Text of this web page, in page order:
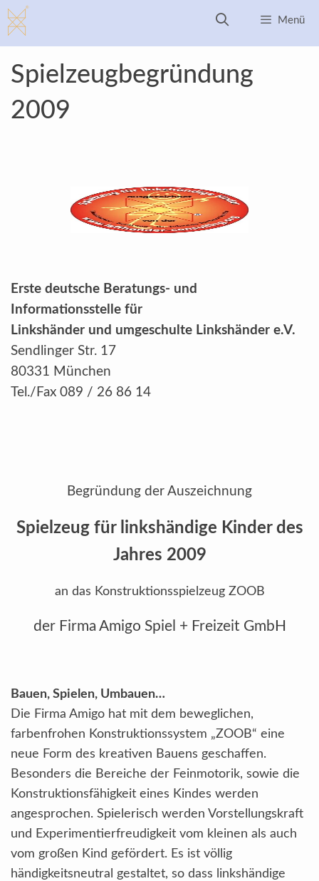
Zum
Inhalt
springen
Menü
Spielzeugbegründung
2009
Erste deutsche Beratungs- und
Informationsstelle für
Linkshänder und umgeschulte Linkshänder e.V.
Sendlinger Str. 17
80331 München
Tel./Fax 089 / 26 86 14
Begründung der Auszeichnung
Spielzeug für linkshändige Kinder des
Jahres 2009
an das Konstruktionsspielzeug ZOOB
der Firma Amigo Spiel + Freizeit GmbH
Bauen, Spielen, Umbauen…
Die Firma Amigo hat mit dem beweglichen,
farbenfrohen Konstruktionssystem „ZOOB“ eine
neue Form des kreativen Bauens geschaffen.
Besonders die Bereiche der Feinmotorik, sowie die
Konstruktionsfähigkeit eines Kindes werden
angesprochen. Spielerisch werden Vorstellungskraft
und Experimentierfreudigkeit vom kleinen als auch
vom großen Kind gefördert. Es ist völlig
händigkeitsneutral gestaltet, so dass linkshändige